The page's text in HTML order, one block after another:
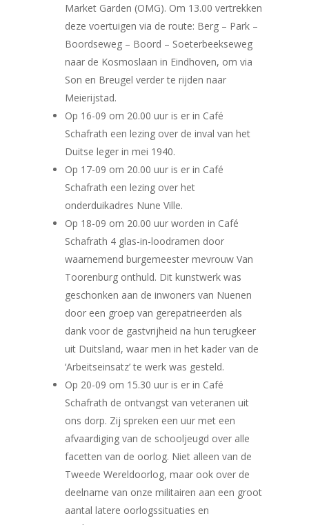
Market Garden (OMG). Om 13.00 vertrekken
deze voertuigen via de route: Berg – Park –
Boordseweg – Boord – Soeterbeekseweg
naar de Kosmoslaan in Eindhoven, om via
Son en Breugel verder te rijden naar
Meierijstad.
Op 16-09 om 20.00 uur is er in Café
Schafrath een lezing over de inval van het
Duitse leger in mei 1940.
Op 17-09 om 20.00 uur is er in Café
Schafrath een lezing over het
onderduikadres Nune Ville.
Op 18-09 om 20.00 uur worden in Café
Schafrath 4 glas-in-loodramen door
waarnemend burgemeester mevrouw Van
Toorenburg onthuld. Dit kunstwerk was
geschonken aan de inwoners van Nuenen
door een groep van gerepatrieerden als
dank voor de gastvrijheid na hun terugkeer
uit Duitsland, waar men in het kader van de
‘Arbeitseinsatz’ te werk was gesteld.
Op 20-09 om 15.30 uur is er in Café
Schafrath de ontvangst van veteranen uit
ons dorp. Zij spreken een uur met een
afvaardiging van de schooljeugd over alle
facetten van de oorlog. Niet alleen van de
Tweede Wereldoorlog, maar ook over de
deelname van onze militairen aan een groot
aantal latere oorlogssituaties en